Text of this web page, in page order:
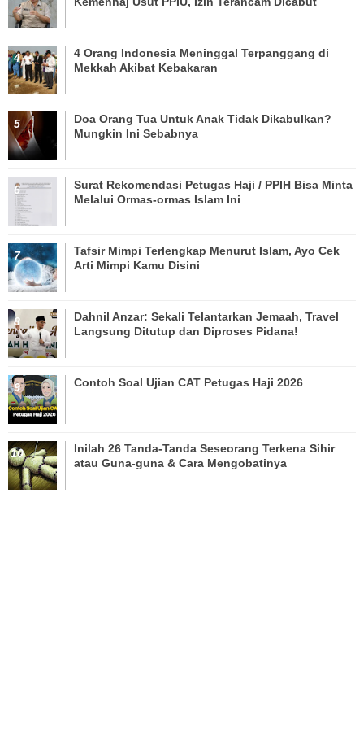
4 Orang Indonesia Meninggal Terpanggang di
Mekkah Akibat Kebakaran
Doa Orang Tua Untuk Anak Tidak Dikabulkan?
Mungkin Ini Sebabnya
Surat Rekomendasi Petugas Haji / PPIH Bisa Minta
Melalui Ormas-ormas Islam Ini
Tafsir Mimpi Terlengkap Menurut Islam, Ayo Cek
Arti Mimpi Kamu Disini
Dahnil Anzar: Sekali Telantarkan Jemaah, Travel
Langsung Ditutup dan Diproses Pidana!
Contoh Soal Ujian CAT Petugas Haji 2026
Inilah 26 Tanda-Tanda Seseorang Terkena Sihir
atau Guna-guna & Cara Mengobatinya